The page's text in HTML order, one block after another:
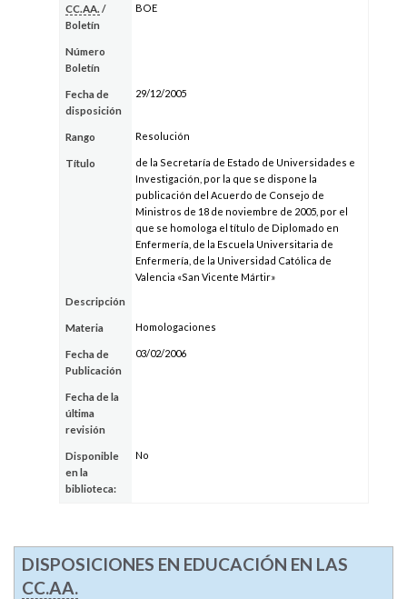
CC.AA. /
Boletín
BOE
Número
Boletín
Fecha de
disposición
29/12/2005
Rango Resolución
Título
de la Secretaría de Estado de Universidades e
Investigación, por la que se dispone la
publicación del Acuerdo de Consejo de
Ministros de 18 de noviembre de 2005, por el
que se homologa el título de Diplomado en
Enfermería, de la Escuela Universitaria de
Enfermería, de la Universidad Católica de
Valencia «San Vicente Mártir»
Descripción
Materia Homologaciones
Fecha de
Publicación
03/02/2006
Fecha de la
última
revisión
Disponible
en la
biblioteca:
No
DISPOSICIONES EN EDUCACIÓN EN LAS
CC.AA.